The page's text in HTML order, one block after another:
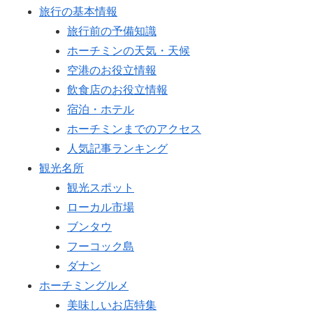
旅行の基本情報
旅行前の予備知識
ホーチミンの天気・天候
空港のお役立情報
飲食店のお役立情報
宿泊・ホテル
ホーチミンまでのアクセス
人気記事ランキング
観光名所
観光スポット
ローカル市場
ブンタウ
フーコック島
ダナン
ホーチミングルメ
美味しいお店特集